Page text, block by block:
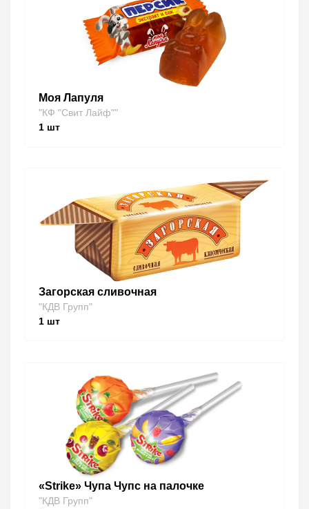
Моя Лапуля
"КФ "Свит Лайф""
1 шт
Загорская сливочная
"КДВ Групп"
1 шт
«Strike» Чупа Чупс на палочке
"КДВ Групп"